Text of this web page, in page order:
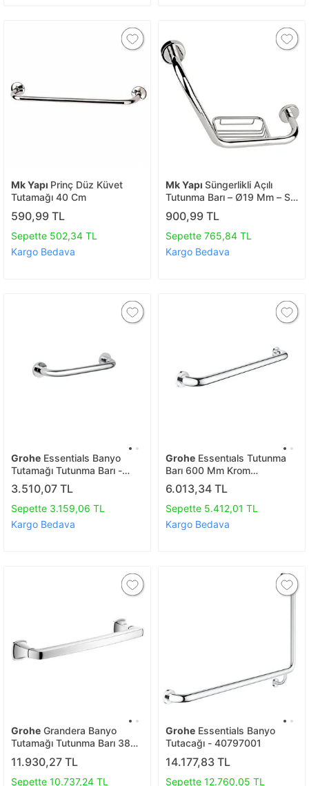
Mk Yapı Prinç Düz Küvet
Tutamağı 40 Cm
590,99 TL
Sepette 502,34 TL
Kargo Bedava
Mk Yapı Süngerlikli Açılı
Tutunma Barı – Ø19 Mm – Ss
304 Paslanmaz
900,99 TL
Sepette 765,84 TL
Kargo Bedava
Grohe Essentials Banyo
Tutamağı Tutunma Barı -
40421001
3.510,07 TL
Sepette 3.159,06 TL
Kargo Bedava
Grohe Essentıals Tutunma
Barı 600 Mm Krom
40794001
6.013,34 TL
Sepette 5.412,01 TL
Kargo Bedava
Grohe Grandera Banyo
Tutamağı Tutunma Barı 385
Mm - 40633000
11.930,27 TL
Sepette 10.737,24 TL
Grohe Essentials Banyo
Tutacağı - 40797001
14.177,83 TL
Sepette 12.760,05 TL